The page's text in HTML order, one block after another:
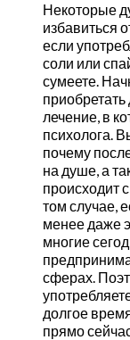
Некоторые
избавиться
если
соли или
сумеете.
лечение, в
психолога.
почему
на душе, а
происходит
том случае,
менее даже
многие
сферах.
долгое
прямо